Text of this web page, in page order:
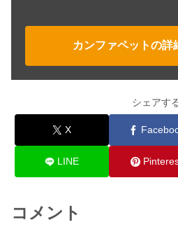
老犬の足に良
グ＆自宅ケア
犬の毛並みに
は？
犬のサプリメ
弱い＆動かな
カンファペットの詳
シェアす
X
LINE
コメント